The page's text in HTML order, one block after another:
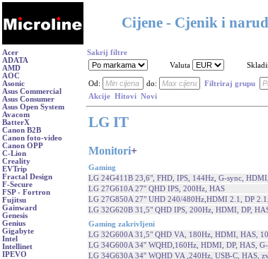
Cijene - Cjenik i
Acer
ADATA
AMD
AOC
Asonic
Asus Commercial
Asus Consumer
Asus Open System
Avacom
BatterX
Canon B2B
Canon foto-video
Canon OPP
C-Lion
Creality
EVTrip
Fractal Design
F-Secure
FSP - Fortron
Fujitsu
Gainward
Genesis
Genius
Gigabyte
Intel
Intellinet
IPEVO
Sakrij filtre
Valuta
Od: do:
Filtriraj grupu
Akcije Hitovi Novi
LG IT
Monitori+
Gaming
LG 24G411B 23,6", FHD, IPS, 144Hz, G-sync, HDMI,
LG 27G610A 27'' QHD IPS, 200Hz, HAS
LG 27G850A 27" UHD 240/480Hz,HDMI 2.1, DP
LG 32G620B 31,5" QHD IPS, 200Hz, HDMI, DP,
Gaming zakrivljeni
LG 32G600A 31,5" QHD VA, 180Hz, HDMI, HAS,
LG 34G600A 34'' WQHD,160Hz, HDMI, DP, HAS,
LG 34G630A 34'' WQHD VA ,240Hz, USB-C, HAS,